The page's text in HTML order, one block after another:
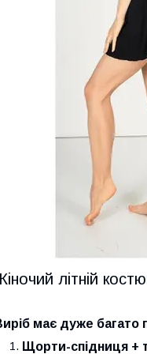
літній
має дуже багато
Щорти-спідниця +